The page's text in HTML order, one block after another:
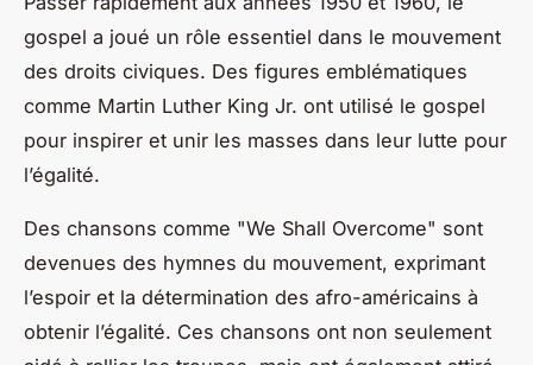
gospel a joué un rôle essentiel dans le mouvement
des droits civiques. Des figures emblématiques
comme Martin Luther King Jr. ont utilisé le gospel
pour inspirer et unir les masses dans leur lutte pour
l’égalité.
Des chansons comme "We Shall Overcome" sont
devenues des hymnes du mouvement, exprimant
l’espoir et la détermination des afro-américains à
obtenir l’égalité. Ces chansons ont non seulement